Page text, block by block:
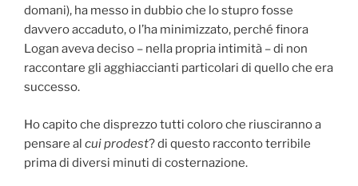
domani), ha messo in dubbio che lo stupro fosse
davvero accaduto, o l’ha minimizzato, perché finora
Logan aveva deciso – nella propria intimità – di non
raccontare gli agghiaccianti particolari di quello che era
successo.
Ho capito che disprezzo tutti coloro che riusciranno a
pensare al cui prodest? di questo racconto terribile
prima di diversi minuti di costernazione.